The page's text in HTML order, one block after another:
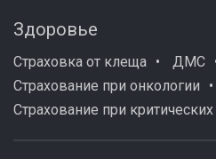
Здоровье
Страховка от клеща
ДМС
Страхование при онкологии
Страхование при